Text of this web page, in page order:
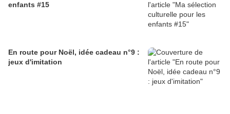
enfants #15
En route pour Noël, idée cadeau n°9 :
jeux d'imitation